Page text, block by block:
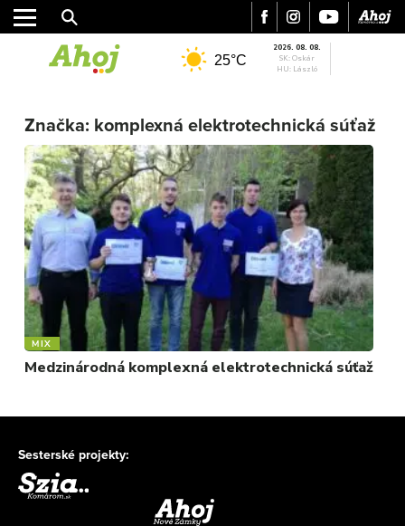
REGIÓN
ŠPORT
KULTÚRA
FOTKY
VIDEO
MIX
25°C
2026. 08. 08.
SK: Oskár
HU: László
Značka: komplexná elektrotechnická súťaž
MIX
Medzinárodná komplexná elektrotechnická súťaž
Sesterské projekty: